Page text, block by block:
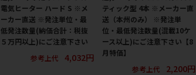
電気ヒーター ハード S ※メ
ーカー直送 ※発注単位・最
低発注数量(納価合計：税抜
５万円以上)にご注意下さい
参考上代
4,032円
ティック型 4本 ※メーカー直
送（本州のみ） ※発注単
位・最低発注数量(混載10ケ
ース以上)にご注意下さい【8
月特価】
参考上代
2,200円